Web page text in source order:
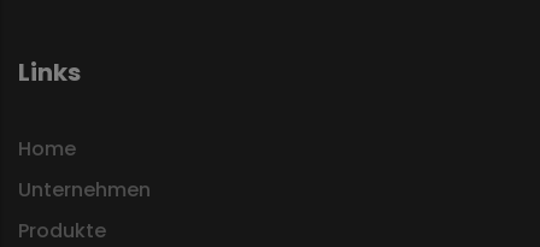
Links
Home
Unternehmen
Produkte